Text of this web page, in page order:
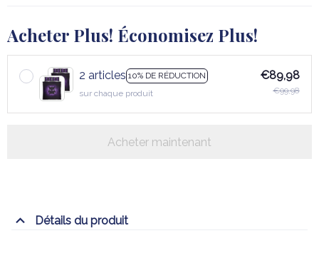
Acheter Plus! Économisez Plus!
2 articles 10% DE RÉDUCTION
sur chaque produit
€89,98
€99,98
Acheter maintenant
Détails du produit